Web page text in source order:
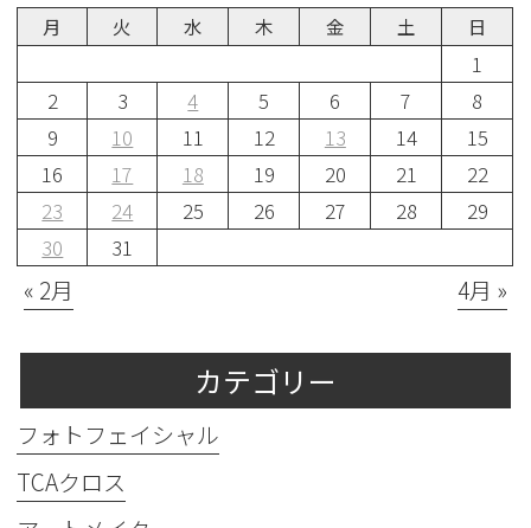
月 火 水 木 金 土 日
1
2
3 4 5 6 7
8
9
10 11 12 13 14
15
16
17 18 19 20 21
22
23
24 25 26 27 28
29
30
31
« 2月 4月 »
カテゴリー
フォトフェイシャル
TCAクロス